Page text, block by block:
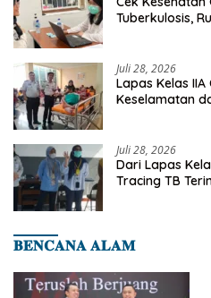
Tuberkulosis,
Juli 28, 2026
Lapas Kelas
Keselamatan
Juli 28, 2026
Dari Lapas
Tracing TB
𝐁𝐄𝐍𝐂𝐀𝐍𝐀 𝐀𝐋𝐀𝐌